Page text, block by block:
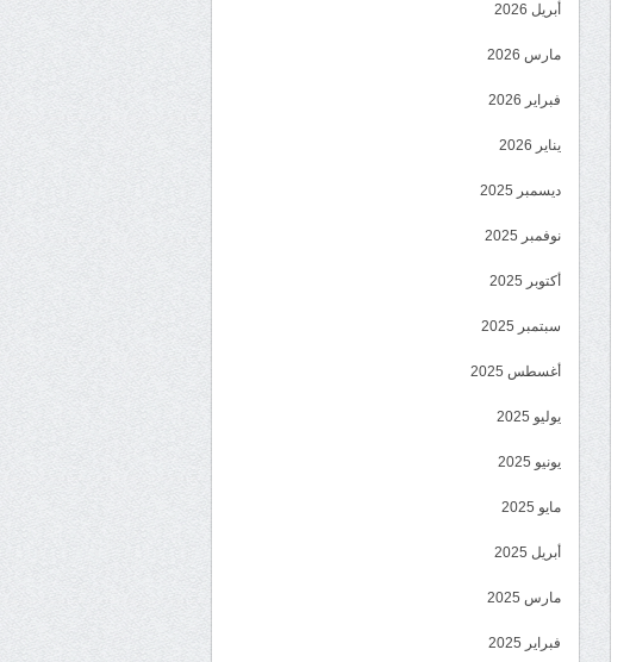
أبريل 2026
مارس 2026
فبراير 2026
يناير 2026
ديسمبر 2025
نوفمبر 2025
أكتوبر 2025
سبتمبر 2025
أغسطس 2025
يوليو 2025
يونيو 2025
مايو 2025
أبريل 2025
مارس 2025
فبراير 2025